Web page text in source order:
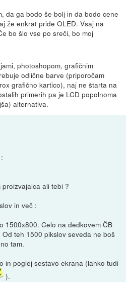
da ga bodo še bolj in da bodo cene
že enkrat pride OLED. Vsaj na
bo šlo vse po sreči, bo moj
photoshopom, grafičnim
odlične barve (priporočam
grafično kartico), naj ne štarta na
primerih pa je LCD popolnoma
alternativa.
ali tebi ?
in več :
1500x800. Celo na dedkovem ČB
teh 1500 pikslov seveda ne boš
tam.
in poglej sestavo ekrana (lahko tudi
).